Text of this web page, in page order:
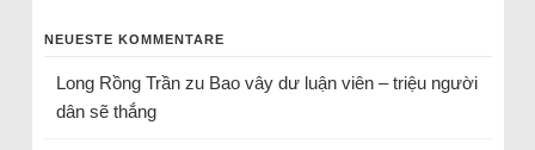
NEUESTE KOMMENTARE
Long Rồng Trầnzu Bao vây dư luận viên – triệu người
dân sẽ thắng